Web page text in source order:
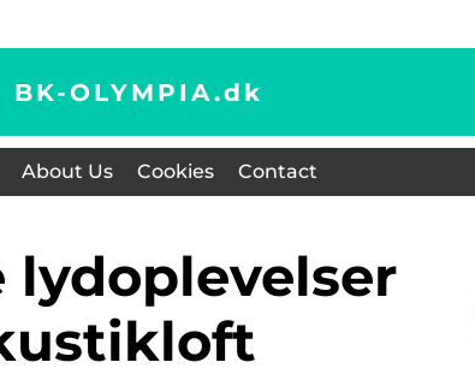
BK-OLYMPIA.dk
About Us Cookies Contact